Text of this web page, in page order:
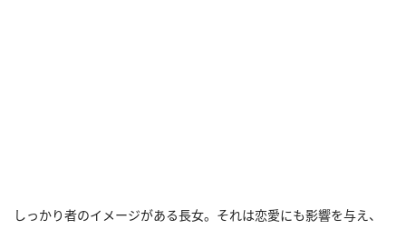
しっかり者のイメージがある長女。それは恋愛にも影響を与え、